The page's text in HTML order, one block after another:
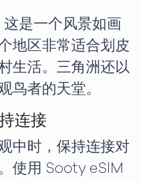
是一个风景如画
地区非常适合划皮
生活。三角洲还以
鸟者的天堂。
连接
中时，保持连接对
使用 Sooty eSIM